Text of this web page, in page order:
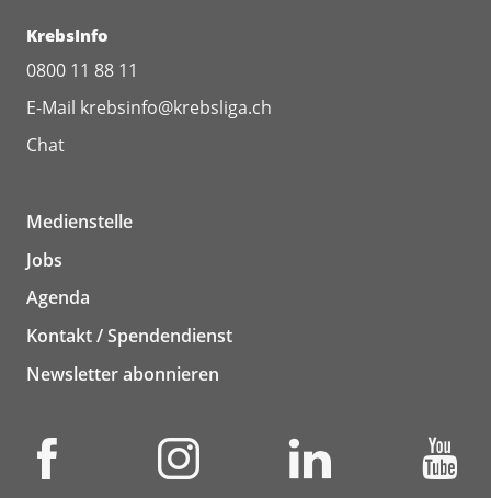
KrebsInfo
0800 11 88 11
E-Mail krebsinfo@krebsliga.ch
Chat
Medienstelle
Jobs
Agenda
Kontakt / Spendendienst
Newsletter abonnieren